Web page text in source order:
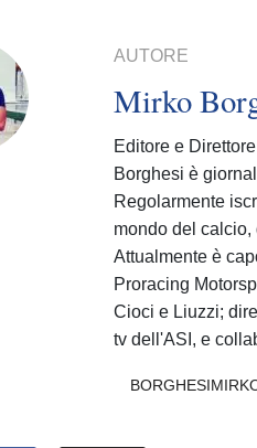
AUTORE
Mirko
Editore e
Borghesi è
Regolarmente
mondo del
Attualmente è
Proracing
Cioci e Liuzzi;
tv dell'ASI, e